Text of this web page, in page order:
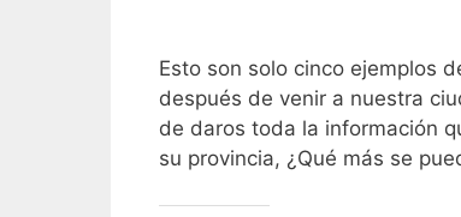
Esto son solo cinco ejemplos
después de venir a nuestra
de daros toda la información
su provincia, ¿Qué más se